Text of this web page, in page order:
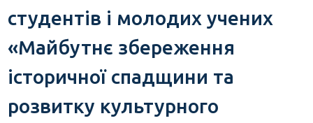
студентів і молодих учених
«Майбутнє збереження
історичної спадщини та
розвитку культурного